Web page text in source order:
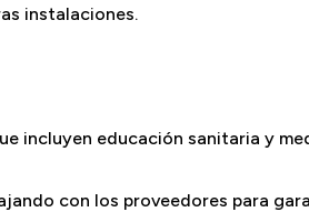
instalaciones.
incluyen educación sanitaria y
con los proveedores para